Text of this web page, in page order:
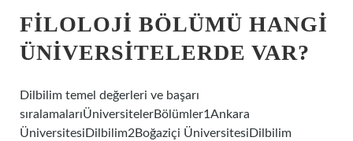
FILOLOJI BÖLÜMÜ HANGI
ÜNIVERSITELERDE VAR?
Dilbilim temel değerleri ve başarı
sıralamalarıÜniversitelerBölümler1Ankara
ÜniversitesiDilbilim2Boğaziçi ÜniversitesiDilbilim